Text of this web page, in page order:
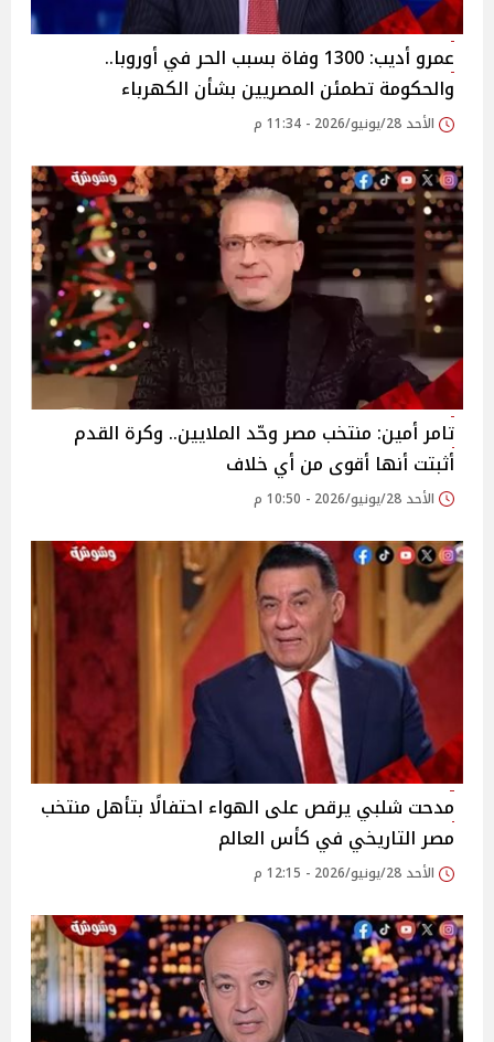
عمرو أديب: 1300 وفاة بسبب الحر في أوروبا..
والحكومة تطمئن المصريين بشأن الكهرباء
الأحد 28/يونيو/2026 - 11:34 م
تامر أمين: منتخب مصر وحّد الملايين.. وكرة القدم
أثبتت أنها أقوى من أي خلاف
الأحد 28/يونيو/2026 - 10:50 م
مدحت شلبي يرقص على الهواء احتفالًا بتأهل منتخب
مصر التاريخي في كأس العالم
الأحد 28/يونيو/2026 - 12:15 م